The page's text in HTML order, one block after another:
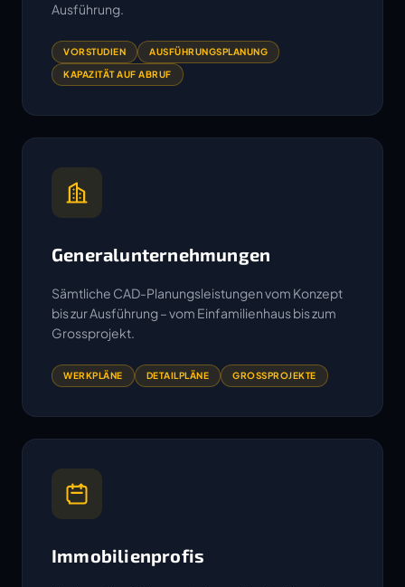
Ausführung.
VORSTUDIEN AUSFÜHRUNGSPLANUNG
KAPAZITÄT AUF ABRUF
Generalunternehmungen
Sämtliche CAD-Planungsleistungen vom Konzept
bis zur Ausführung – vom Einfamilienhaus bis zum
Grossprojekt.
WERKPLÄNE DETAILPLÄNE GROSSPROJEKTE
Immobilienprofis